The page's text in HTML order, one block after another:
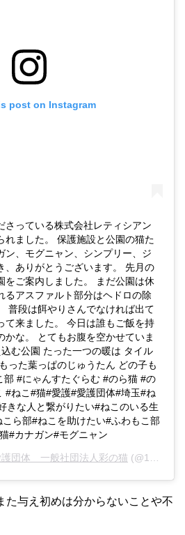
post on Instagram
さっている株式会社レティシアン
れました。 保護施設と公園の猫た
ン、モグニャン、シンプリー、ジ
、ありがとうございます。 先月の
をご案内しました。 まだ公園は休
るアスファルト部分はヘドロの除
普段は餌やりさんでなければ出て
て来ました。 今日は誰もご飯を持
かな。 とてもお腹を空かせていま
む公園 たった一つの暖は タイル
った葉っぱのじゅうたん どの子も
部 #にゃんすたぐらむ #のら猫 #の
#ねこ#猫#愛護#愛護団体#埼玉#ね
きな人と繋がりたい#ねこのいる生
ら部#ねこを助けたい#ふわもこ部
#カナガン#モグニャン
護団体 一般社団法人彩の猫 (@170friends_sainoneko) on
た与え初めは分からないことや不